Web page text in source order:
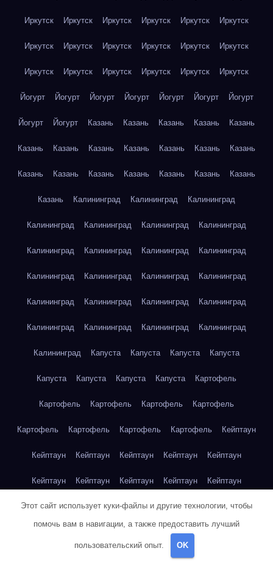
Иркутск Иркутск Иркутск Иркутск Иркутск Иркутск
Иркутск Иркутск Иркутск Иркутск Иркутск Иркутск
Иркутск Иркутск Иркутск Иркутск Иркутск Иркутск
Йогурт Йогурт Йогурт Йогурт Йогурт Йогурт Йогурт
Йогурт Йогурт Казань Казань Казань Казань Казань
Казань Казань Казань Казань Казань Казань Казань
Казань Казань Казань Казань Казань Казань Казань
Казань Калининград Калининград Калининград
Калининград Калининград Калининград Калининград
Калининград Калининград Калининград Калининград
Калининград Калининград Калининград Калининград
Калининград Калининград Калининград Калининград
Калининград Калининград Калининград Калининград
Калининград Капуста Капуста Капуста Капуста
Капуста Капуста Капуста Капуста Картофель
Картофель Картофель Картофель Картофель
Картофель Картофель Картофель Картофель Кейптаун
Кейптаун Кейптаун Кейптаун Кейптаун Кейптаун
Кейптаун Кейптаун Кейптаун Кейптаун Кейптаун
Кейптаун Кейптаун Кейптаун Кейптаун Кейптаун
Кейптаун
Клубника
Этот сайт использует куки-файлы и другие технологии, чтобы
помочь вам в навигации, а также предоставить лучший
пользовательский опыт. OK